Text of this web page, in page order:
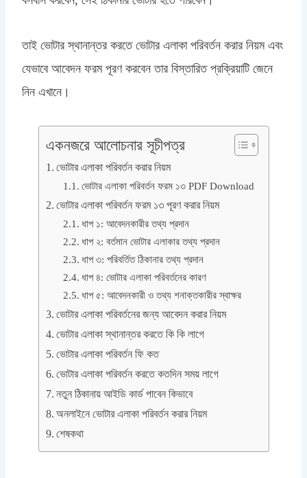
তাই ভোটার স্থানান্তর করতে ভোটার এলাকা পরিবর্তন করার নিয়ম এবং
যেভাবে আবেদন ফরম পূরণ করবেন তার বিস্তারিত প্রক্রিয়াটি জেনে
নিন এখানে।
একনজরে আলোচনার সূচীপত্র
ভোটার এলাকা পরিবর্তন করার নিয়ম
ভোটার এলাকা পরিবর্তন ফরম ১৩ PDF Download
ভোটার এলাকা পরিবর্তন ফরম ১৩ পূরণ করার নিয়ম
ধাপ ১: আবেদনকারীর তথ্য প্রদান
ধাপ ২: বর্তমান ভোটার এলাকার তথ্য প্রদান
ধাপ ৩: পরিবর্তিত ঠিকানার তথ্য প্রদান
ধাপ ৪: ভোটার এলাকা পরিবর্তনের কারণ
ধাপ ৫: আবেদনকারী ও তথ্য শনাক্তকারীর স্বাক্ষর
ভোটার এলাকা পরিবর্তনের জন্য আবেদন করার নিয়ম
ভোটার এলাকা স্থানান্তর করতে কি কি লাগে
ভোটার এলাকা পরিবর্তন ফি কত
ভোটার এলাকা পরিবর্তন করতে কতদিন সময় লাগে
নতুন ঠিকানায় আইডি কার্ড পাবেন কিভাবে
অনলাইনে ভোটার এলাকা পরিবর্তন করার নিয়ম
শেষকথা